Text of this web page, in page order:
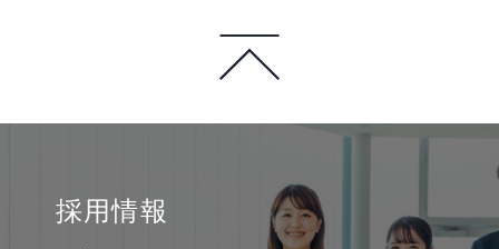
採用情報